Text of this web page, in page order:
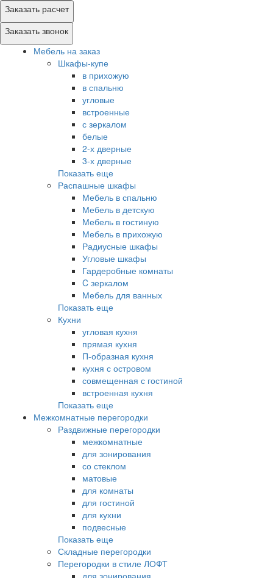
Заказать расчет
Заказать звонок
Мебель на заказ
Шкафы-купе
в прихожую
в спальню
угловые
встроенные
с зеркалом
белые
2-х дверные
3-х дверные
Показать еще
Распашные шкафы
Мебель в спальню
Мебель в детскую
Мебель в гостиную
Мебель в прихожую
Радиусные шкафы
Угловые шкафы
Гардеробные комнаты
C зеркалом
Мебель для ванных
Показать еще
Кухни
угловая кухня
прямая кухня
П-образная кухня
кухня с островом
совмещенная с гостиной
встроенная кухня
Показать еще
Межкомнатные перегородки
Раздвижные перегородки
межкомнатные
для зонирования
со стеклом
матовые
для комнаты
для гостиной
для кухни
подвесные
Показать еще
Складные перегородки
Перегородки в стиле ЛОФТ
для зонирования